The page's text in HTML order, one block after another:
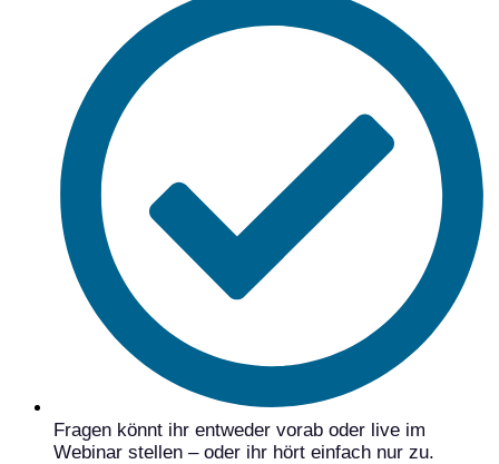
Fragen könnt ihr entweder vorab oder live im
Webinar stellen – oder ihr hört einfach nur zu.